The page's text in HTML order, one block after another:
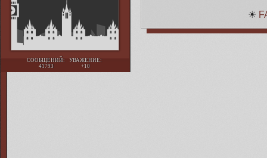
СООБЩЕНИЙ:
41793
УВАЖЕНИЕ:
+10
☀